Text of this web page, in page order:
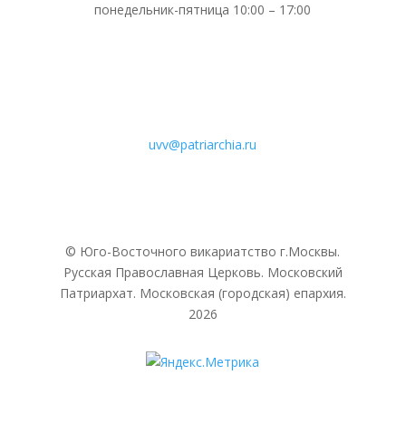
понедельник-пятница 10:00 – 17:00
uvv@patriarchia.ru
© Юго-Восточного викариатствo г.Москвы.
Русская Православная Церковь. Московский
Патриархат. Московская (городская) епархия.
2026